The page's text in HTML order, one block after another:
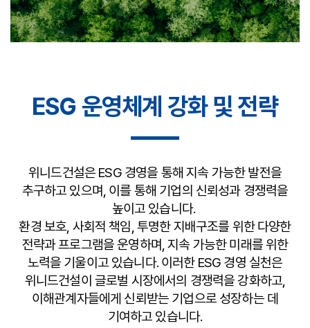
ESG 운영체계 강화 및 전략
위니드건설은 ESG 경영을 통해 지속 가능한 발전을
추구하고 있으며, 이를 통해 기업의 신뢰성과 경쟁력을
높이고 있습니다.
환경 보호, 사회적 책임, 투명한 지배구조를 위한 다양한
전략과 프로그램을 운영하며, 지속 가능한 미래를 위한
노력을 기울이고 있습니다. 이러한 ESG 경영 실천은
위니드건설이 글로벌 시장에서의 경쟁력을 강화하고,
이해관계자들에게 신뢰받는 기업으로 성장하는 데
기여하고 있습니다.